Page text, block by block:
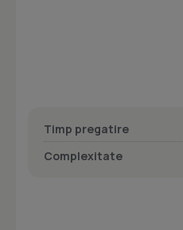
Timp pregatire
Complexitate